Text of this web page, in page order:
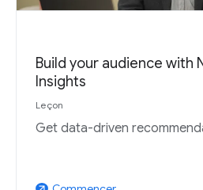
Build your audience with
Insights
Leçon
Get data-driven